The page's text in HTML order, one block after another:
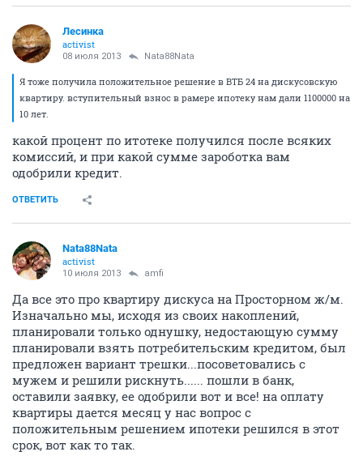
Лесинка
activist
08 июля 2013 Nata88Nata
Я тоже получила положительное решение в ВТБ 24 на дискусовскую
квартиру. вступительный взнос в рамере ипотеку нам дали 1100000 на
10 лет.
какой процент по итотеке получился после всяких
комиссий, и при какой сумме зароботка вам
одобрили кредит.
ОТВЕТИТЬ
Nata88Nata
activist
10 июля 2013 amfi
Да все это про квартиру дискуса на Просторном ж/м.
Изначально мы, исходя из своих накоплений,
планировали только однушку, недостающую сумму
планировали взять потребительским кредитом, был
предложен вариант трешки...посоветовались с
мужем и решили рискнуть...... пошли в банк,
оставили заявку, ее одобрили вот и все! на оплату
квартиры дается месяц у нас вопрос с
положительным решением ипотеки решился в этот
срок, вот как то так.